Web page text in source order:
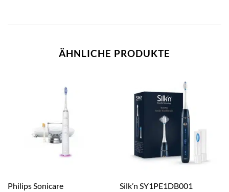
ÄHNLICHE PRODUKTE
Philips Sonicare
Silk’n SY1PE1DB001